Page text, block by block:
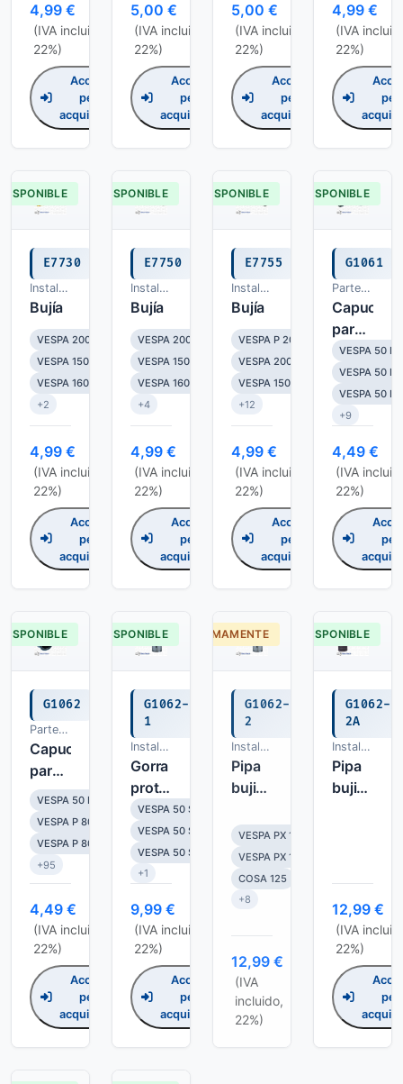
a
bujia,
ciclomotores
Ciao
4,99 €
(IVA incluido,
22%)
Accedi
per
acquistare
5,00 €
(IVA incluido,
22%)
Accedi
per
acquistare
5,00 €
(IVA incluido,
22%)
Accedi
per
acquistare
4,99 €
(IVA
22%)
per
DISPONIBLE
E7730
Instalacion
electrica
Bujía
VESPA 200 RALLY
VESPA 150 GS
VESPA 160 GS
+2
4,99 €
(IVA incluido,
22%)
Accedi
per
acquistare
DISPONIBLE
E7750
Instalacion
electrica
Bujía
VESPA 200 RALLY
VESPA 150 GS
VESPA 160 GS
+4
4,99 €
(IVA incluido,
22%)
Accedi
per
acquistare
DISPONIBLE
E7755
Instalacion
electrica
Bujía
VESPA P 200 E
VESPA 200 RALLY
VESPA 150 GS
+12
4,99 €
(IVA incluido,
22%)
Accedi
per
acquistare
DISPONIBLE
G1061
Partes
en jebe
Capuchon
para
bujia
VESPA 50 N
VESPA 50 L
VESPA 50 R
+9
4,49 €
(IVA
22%)
per
DISPONIBLE
G1062
Partes
en jebe
Capuchon
para
bujia
VESPA 50 N
VESPA P 80/P 80 E
VESPA P 80 X / PX 80 E
+95
4,49 €
(IVA incluido,
22%)
Accedi
per
acquistare
DISPONIBLE
G1062-
1
Instalacion
electrica
Gorra
protegida
para
vela.
VESPA 50 S
VESPA 50 SUPER SPRINT
VESPA 50 SPRINTER
+1
9,99 €
(IVA incluido,
22%)
Accedi
per
acquistare
PRÓXIMAMENTE
G1062-
2
Instalacion
electrica
Pipa
bujia
ohm
VESPA PX 125 T5
VESPA PX 125 T5 ELESTART
COSA 125
+8
12,99 €
(IVA
incluido,
22%)
DISPONIBLE
G1062-
2A
Instalacion
electrica
Pipa
bujia
12,99 €
(IVA
22%)
per